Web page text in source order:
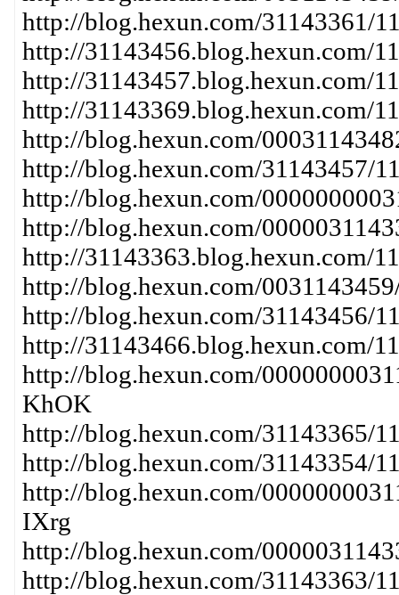
http://blog.hexun.com/31143361/
http://31143456.blog.hexun.com/
http://31143457.blog.hexun.com/
http://31143369.blog.hexun.com/
http://blog.hexun.com/
http://blog.hexun.com/31143457/
http://blog.hexun.com/
http://blog.hexun.com/
http://31143363.blog.hexun.com/
http://blog.hexun.com/
http://blog.hexun.com/31143456/
http://31143466.blog.hexun.com/
http://blog.hexun.com/
KhOK
http://blog.hexun.com/31143365/
http://blog.hexun.com/31143354/
http://blog.hexun.com/
IXrg
http://blog.hexun.com/
http://blog.hexun.com/31143363/